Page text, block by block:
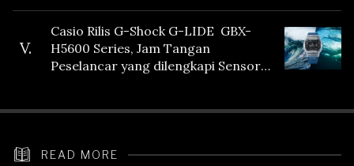
V.
Casio Rilis G-Shock G-LIDE GBX-
H5600 Series, Jam Tangan
Peselancar yang dilengkapi Sensor
READ MORE